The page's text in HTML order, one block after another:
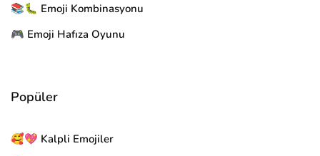
📚🐛 Emoji Kombinasyonu
🎮 Emoji Hafıza Oyunu
Popüler
🥰💖 Kalpli Emojiler